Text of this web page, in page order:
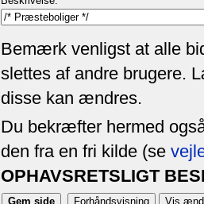
Bemærk venligst at alle
slettes af andre brugere.
disse kan ændres.
Du bekræfter hermed
den fra en fri kilde (se
OPHAVSRETSLIGT